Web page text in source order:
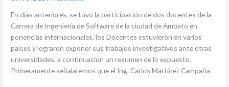
En días anteriores, se tuvo la participación de dos docentes de la
Carrera de Ingeniería de Software de la ciudad de Ambato en
ponencias internacionales, los Docentes estuvieron en varios
países y lograron exponer sus trabajos investigativos ante otras
universidades, a continuación un resumen de lo expuesto.
Primeramente señalaremos que el Ing. Carlos Martínez Campaña
internacionales